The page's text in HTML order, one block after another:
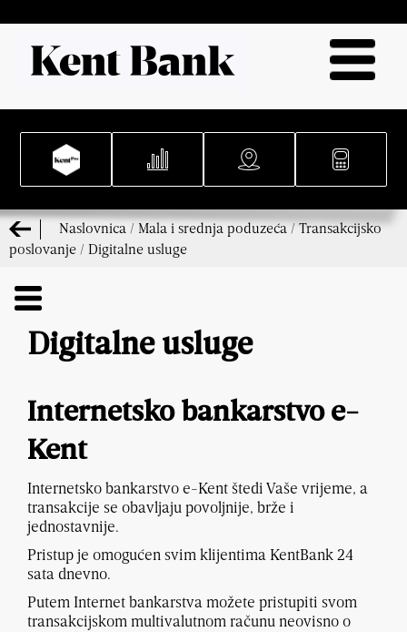
Naslovnica / Mala i srednja poduzeća/Transakcijsko
poslovanje / Digitalne usluge
Digitalne usluge
Internetsko bankarstvo e-
Kent
Internetsko bankarstvo e-Kent štedi Vaše vrijeme, a
transakcije se obavljaju povoljnije, brže i
jednostavnije.
Pristup je omogućen svim klijentima KentBank 24
sata dnevno.
Putem Internet bankarstva možete pristupiti svom
transakcijskom multivalutnom računu neovisno o